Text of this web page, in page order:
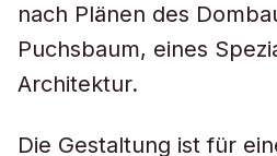
nach Plänen des
Puchsbaum, eines
Architektur.
Die Gestaltung ist für